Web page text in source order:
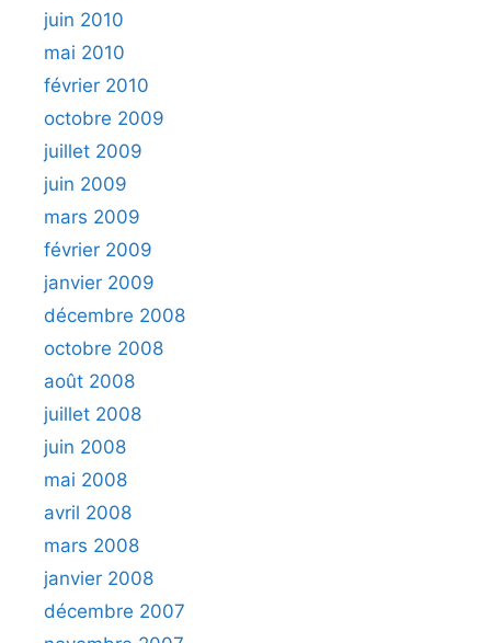
juin 2010
mai 2010
février 2010
octobre 2009
juillet 2009
juin 2009
mars 2009
février 2009
janvier 2009
décembre 2008
octobre 2008
août 2008
juillet 2008
juin 2008
mai 2008
avril 2008
mars 2008
janvier 2008
décembre 2007